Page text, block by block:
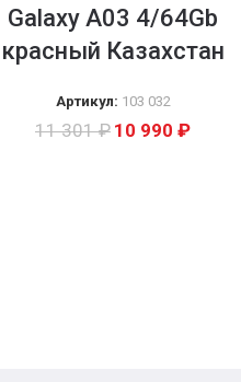
Galaxy A03 4/64Gb
красный Казахстан
Артикул: 103 032
11 301₽ 10 990 ₽